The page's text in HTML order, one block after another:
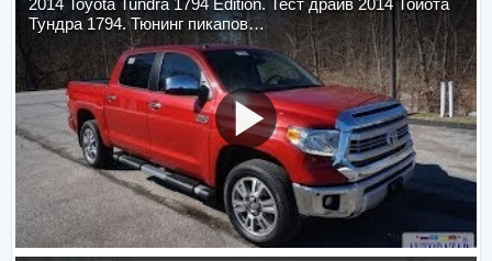
2014 Toyota Tundra 1794 Edition. Тест драйв 2014 Тойота
Тундра 1794. Тюнинг пикапов…